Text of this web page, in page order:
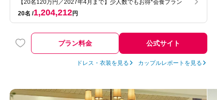
【20名120万円／2027年4月まで】少人数でもお得*会食プラン
20名 1,204,212円
プラン料金 公式サイト
ドレス・衣装を見る カップルレポートを見る